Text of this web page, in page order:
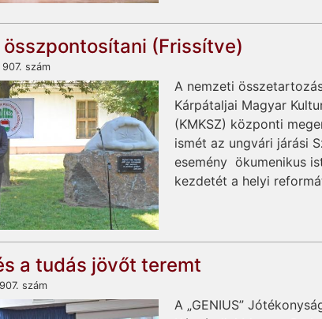
(Frissítve)
szám
A nemzeti
Kárpátaljai Magyar
(KMKSZ) központi
ismét az ungvári járási
esemény ökumenikus
kezdetét a helyi
a tudás jövőt teremt
szám
A „GENIUS”